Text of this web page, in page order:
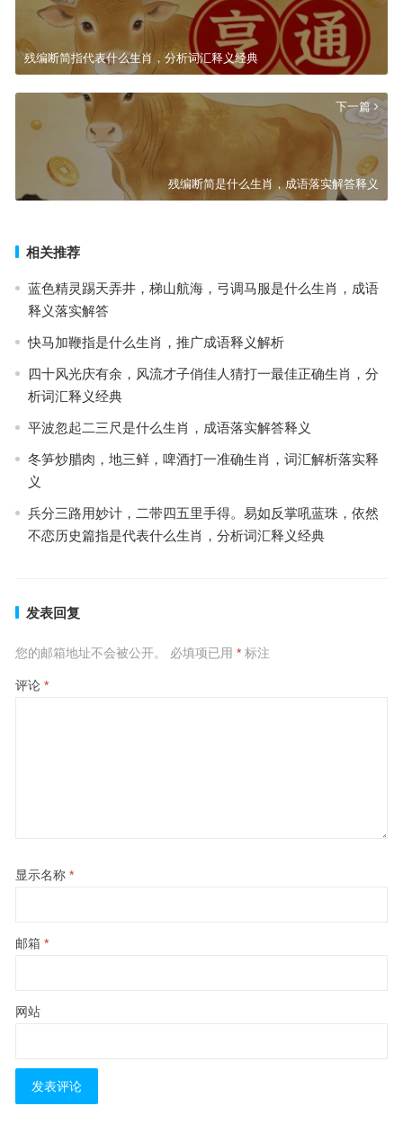
残编断简指代表什么生肖，分析词汇释义经典
下一篇
残编断简是什么生肖，成语落实解答释义
相关推荐
蓝色精灵踢天弄井，梯山航海，弓调马服是什么生肖，成语
释义落实解答
快马加鞭指是什么生肖，推广成语释义解析
四十风光庆有余，风流才子俏佳人猜打一最佳正确生肖，分
析词汇释义经典
平波忽起二三尺是什么生肖，成语落实解答释义
冬笋炒腊肉，地三鲜，啤酒打一准确生肖，词汇解析落实释
义
兵分三路用妙计，二带四五里手得。易如反掌吼蓝珠，依然
不恋历史篇指是代表什么生肖，分析词汇释义经典
发表回复
您的邮箱地址不会被公开。 必填项已用 *标注
评论 *
显示名称 *
邮箱 *
网站